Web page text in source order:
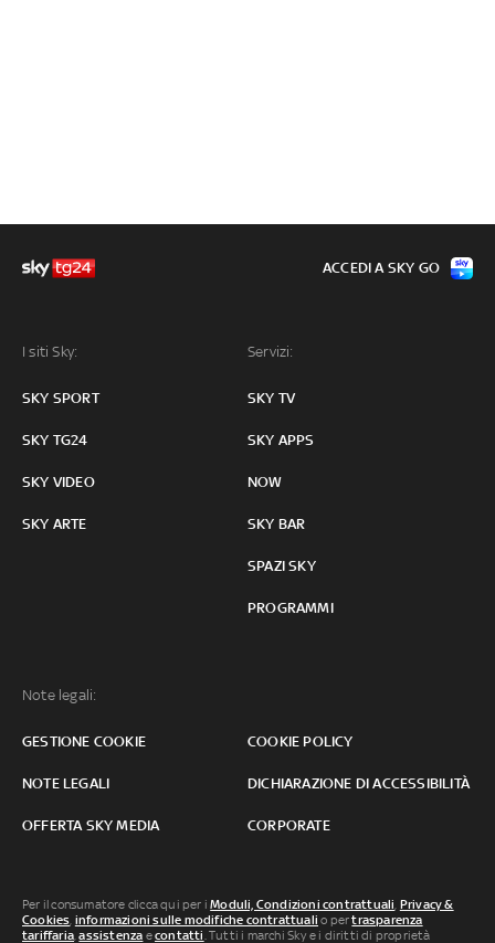
I siti Sky:
SKY SPORT
SKY TG24
SKY VIDEO
SKY ARTE
Servizi:
SKY TV
SKY APPS
NOW
SKY BAR
SPAZI SKY
PROGRAMMI
Note legali:
GESTIONE COOKIE COOKIE POLICY
NOTE LEGALI DICHIARAZIONE DI ACCESSIBILITÀ
OFFERTA SKY MEDIA CORPORATE
ACCEDI A SKY GO
Per il consumatore clicca qui per iModuli, Condizioni contrattuali, Privacy &
Cookies, informazioni sulle modifiche contrattuali o pertrasparenza
tariffaria,assistenza econtatti. Tutti i marchi Sky e i diritti di proprietà